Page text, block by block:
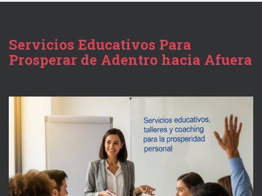
Servicios Educativos Para
Prosperar de Adentro hacia Afuera